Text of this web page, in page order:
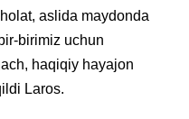
aslida maydonda
birimiz uchun
haqiqiy hayajon
Laros.